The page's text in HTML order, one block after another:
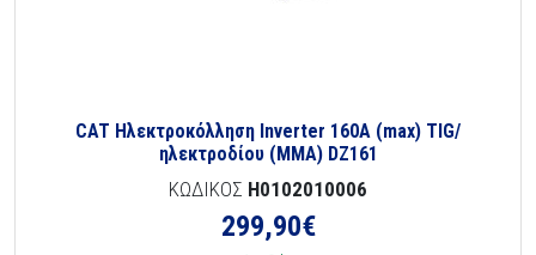
CAT Ηλεκτροκόλληση Inverter 160A (max) TIG/
ηλεκτροδίου (MMA) DZ161
ΚΩΔΙΚΟΣ H0102010006
299,90€